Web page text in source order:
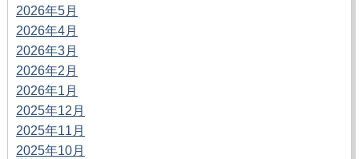
2026年5月
2026年4月
2026年3月
2026年2月
2026年1月
2025年12月
2025年11月
2025年10月